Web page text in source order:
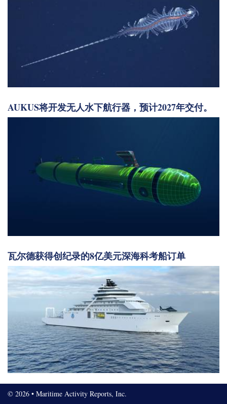
AUKUS将开发无人水下航行器，预计2027年交付。
瓦尔德获得创纪录的8亿美元深海科考船订单
© 2026 • Maritime Activity Reports, Inc.